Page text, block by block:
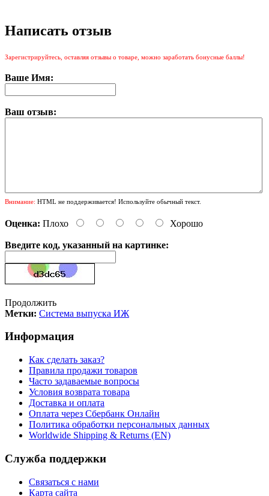
Написать отзыв
Зарегистрируйтесь, оставляя отзывы о товаре, можно заработать бонусные баллы!
Ваше Имя:
Ваш отзыв:
Внимание: HTML не поддерживается! Используйте обычный текст.
Оценка: Плохо Хорошо
Введите код, указанный на картинке:
Продолжить
Метки: Система выпуска ИЖ
Информация
Как сделать заказ?
Правила продажи товаров
Часто задаваемые вопросы
Условия возврата товара
Доставка и оплата
Оплата через Сбербанк Онлайн
Политика обработки персональных данных
Worldwide Shipping & Returns (EN)
Служба поддержки
Связаться с нами
Карта сайта